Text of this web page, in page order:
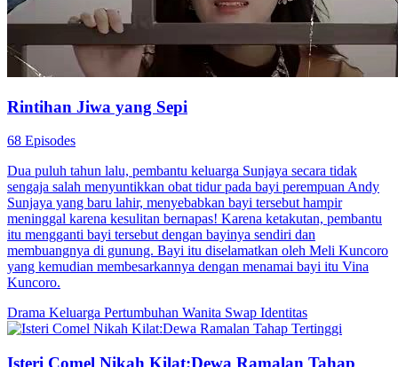
Rintihan Jiwa yang Sepi
68 Episodes
Dua puluh tahun lalu, pembantu keluarga Sunjaya secara tidak
sengaja salah menyuntikkan obat tidur pada bayi perempuan Andy
Sunjaya yang baru lahir, menyebabkan bayi tersebut hampir
meninggal karena kesulitan bernapas! Karena ketakutan, pembantu
itu mengganti bayi tersebut dengan bayinya sendiri dan
membuangnya di gunung. Bayi itu diselamatkan oleh Meli Kuncoro
yang kemudian membesarkannya dengan menamai bayi itu Vina
Kuncoro.
Drama Keluarga Pertumbuhan Wanita Swap Identitas
Isteri Comel Nikah Kilat:Dewa Ramalan Tahap